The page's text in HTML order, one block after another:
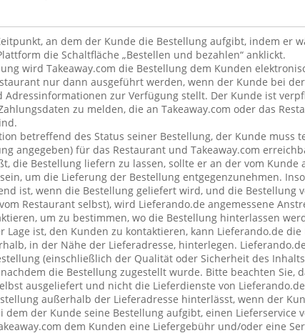
an dem der Kunde die Bestellung aufgibt, indem er
die Schaltfläche „Bestellen und bezahlen“ anklickt.
wird Takeaway.com die Bestellung dem Kunden
nur dann ausgeführt werden, wenn der Kunde bei
Adressinformationen zur Verfügung stellt. Der Kunde ist
zu melden, die an Takeaway.com oder das
betreffend des Status seiner Bestellung, der Kunde muss
angegeben) für das Restaurant und Takeaway.com
die Bestellung liefern zu lassen, sollte er an der vom Kunde
um die Lieferung der Bestellung entgegenzunehmen.
ist, wenn die Bestellung geliefert wird, und die Bestellung
Restaurant selbst), wird Lieferando.de angemessene
um zu bestimmen, wo die Bestellung hinterlassen
Lage ist, den Kunden zu kontaktieren, kann Lieferando.de
in der Nähe der Lieferadresse, hinterlegen.
(einschließlich der Qualität oder Sicherheit des
die Bestellung zugestellt wurde. Bitte beachten Sie,
ausgeliefert und nicht die Lieferdienste von
außerhalb der Lieferadresse hinterlässt, wenn der
dem der Kunde seine Bestellung aufgibt, einen Lieferservice
dem Kunden eine Liefergebühr und/oder eine